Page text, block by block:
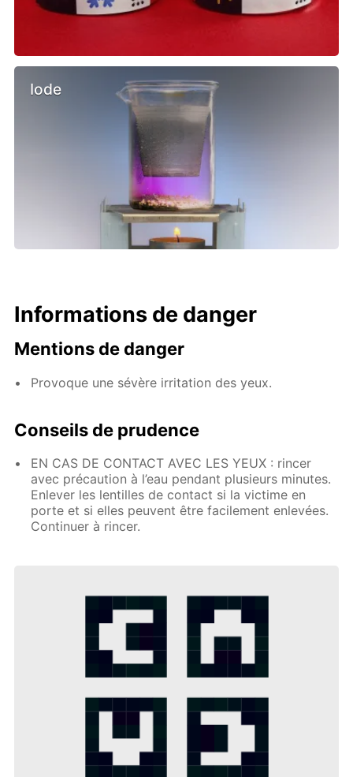
Iode
Informations de danger
Mentions de danger
Provoque une sévère irritation des yeux.
Conseils de prudence
EN CAS DE CONTACT AVEC LES YEUX : rincer
avec précaution à l’eau pendant plusieurs minutes.
Enlever les lentilles de contact si la victime en
porte et si elles peuvent être facilement enlevées.
Continuer à rincer.